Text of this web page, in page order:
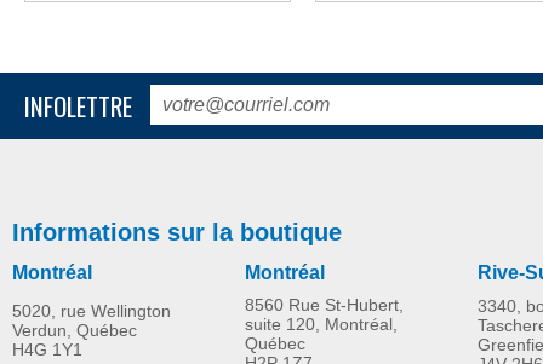
INFOLETTRE
Informations sur la boutique
Montréal
5020, rue Wellington
Verdun, Québec
H4G 1Y1
Montréal
8560 Rue St-Hubert,
suite 120, Montréal,
Québec
Rive-
3340,